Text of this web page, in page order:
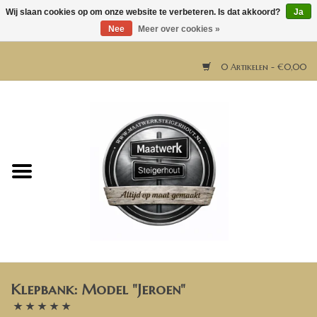
0 Artikelen - €0,00
Horeca meubels
Bartafels
Klepbank: Model "Jeroen"
Wij slaan cookies op om onze website te verbeteren. Is dat akkoord?
Ja
Nee
Meer over cookies »